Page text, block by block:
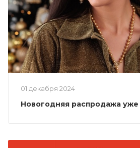
01 декабря 2024
Новогодняя распродажа уже